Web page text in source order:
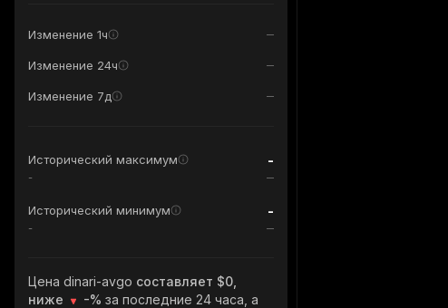
Изменение 1ч
Изменение 24ч
Изменение 7д
Исторический максимум -
-
Исторический минимум -
-
Цена dinari-avgo составляет $0,
ниже
-% за последние 24 часа, а